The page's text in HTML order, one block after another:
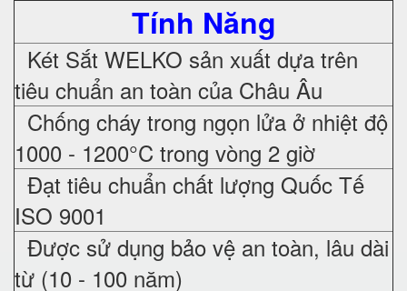
Tính Năng
Két Sắt WELKO sản xuất dựa trên
tiêu chuẩn an toàn của Châu Âu
Chống cháy trong ngọn lửa ở nhiệt độ
1000 - 1200°C trong vòng 2 giờ
Đạt tiêu chuẩn chất lượng Quốc Tế
ISO 9001
Được sử dụng bảo vệ an toàn, lâu dài
từ (10 - 100 năm)